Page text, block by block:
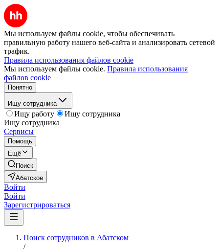
Мы используем файлы cookie, чтобы обеспечивать
правильную работу нашего веб-сайта и анализировать сетевой
трафик.
Правила использования файлов cookie
Мы используем файлы cookie. Правила использования
файлов cookie
Понятно
Ищу сотрудника
Ищу работу
Ищу сотрудника
Ищу сотрудника
Сервисы
Помощь
Ещё
Поиск
Абатское
Войти
Войти
Зарегистрироваться
Поиск сотрудников в Абатском
/